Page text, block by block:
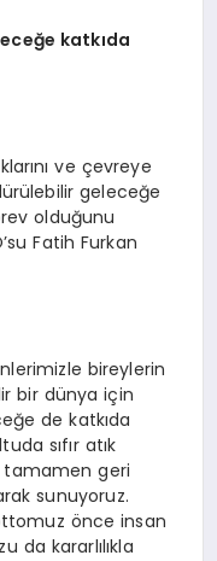
katkıda
ve çevreye
geleceğe
olduğunu
Fatih Furkan
bireylerin
bir dünya için
de katkıda
sıfır atık
tamamen geri
sunuyoruz.
önce insan
da kararlılıkla